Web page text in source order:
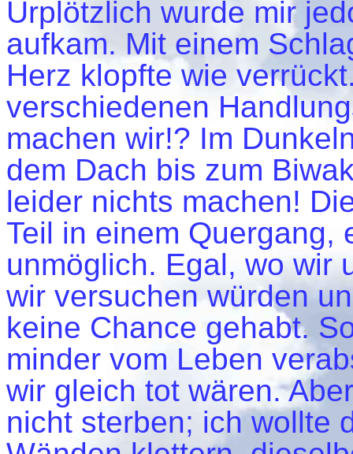
Urplötzlich wurde mir
aufkam. Mit einem
Herz klopfte wie
verschiedenen
machen wir!? Im
dem Dach bis zum
leider nichts machen!
Teil in einem Quergang,
unmöglich. Egal, wo wir
wir versuchen würden
keine Chance gehabt.
minder vom Leben
wir gleich tot wären.
nicht sterben; ich wollte